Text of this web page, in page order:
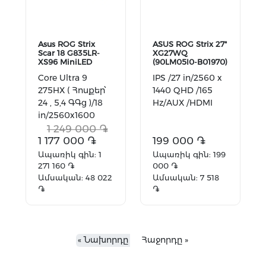
Asus ROG Strix
Scar 18 G835LR-
XS96 MiniLED
Core Ultra 9
275HX ( Հոսքեր՝
24 , 5,4 ԳԳց )/18
in/2560x1600
WQXGA /32
DDR5 GB/1
TB/Nvidia
GeForce RT...
1 249 000 ֏
1 177 000 ֏
Ապառիկ գին: 1
271 160 ֏
Ամսական: 48 022
֏
ASUS ROG Strix 27"
XG27WQ
(90LM05I0-B01970)
IPS /27 in/2560 x
1440 QHD /165
Hz/AUX /HDMI
199 000 ֏
Ապառիկ գին: 199
000 ֏
Ամսական: 7 518
֏
« Նախորդը
Հաջորդը »